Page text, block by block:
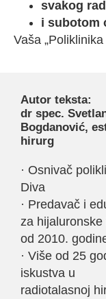
svakog
i subotom
Vaša „Poliklinika
Autor teksta:
dr spec.
Bogdanović,
hirurg
· Osnivač
Diva
· Predavač i
za hijaluronske
od 2010.
· Više od 25
iskustva u
radiotalasnoj